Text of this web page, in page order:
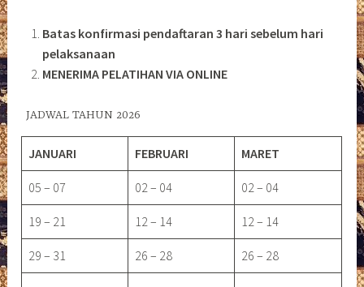
Batas konfirmasi pendaftaran 3 hari sebelum hari
pelaksanaan
MENERIMA PELATIHAN VIA ONLINE
JADWAL TAHUN 2026
JANUARI FEBRUARI MARET
05 – 07 02 – 04 02 – 04
19 – 21 12 – 14 12 – 14
29 – 31 26 – 28 26 – 28